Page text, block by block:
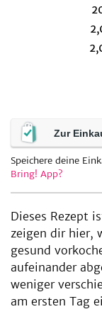
Zur
Speichere deine
Bring! App?
Dieses Rezept
zeigen dir hier,
gesund
aufeinander
weniger
am ersten Tag